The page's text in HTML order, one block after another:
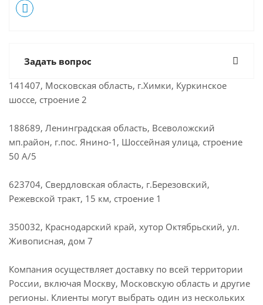
Задать вопрос
141407, Московская область, г.Химки, Куркинское
шоссе, строение 2
188689, Ленинградская область, Всеволожский
мп.район, г.пос. Янино-1, Шоссейная улица, строение
50 А/5
623704, Свердловская область, г.Березовский,
Режевской тракт, 15 км, строение 1
350032, Краснодарский край, хутор Октябрьский, ул.
Живописная, дом 7
Компания осуществляет доставку по всей территории
России, включая Москву, Московскую область и другие
регионы. Клиенты могут выбрать один из нескольких